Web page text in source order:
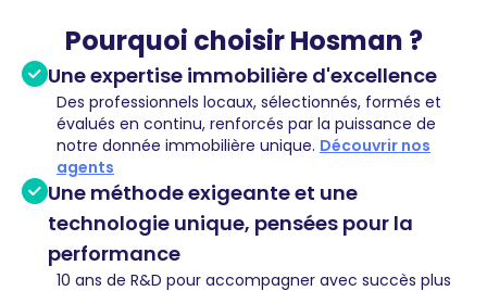
Pourquoi choisir Hosman ?
Une expertise immobilière d'excellence
Des professionnels locaux, sélectionnés, formés et
évalués en continu, renforcés par la puissance de
notre donnée immobilière unique. Découvrir nos
agents
Une méthode exigeante et une
technologie unique, pensées pour la
performance
10 ans de R&D pour accompagner avec succès plus